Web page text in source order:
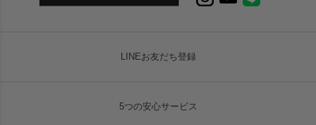
LINEお友だち登録
5つの安心サービス